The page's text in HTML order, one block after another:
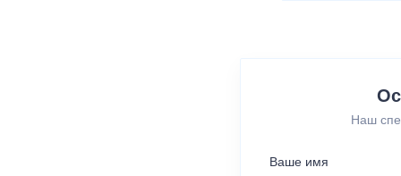
Наш
Ваше имя